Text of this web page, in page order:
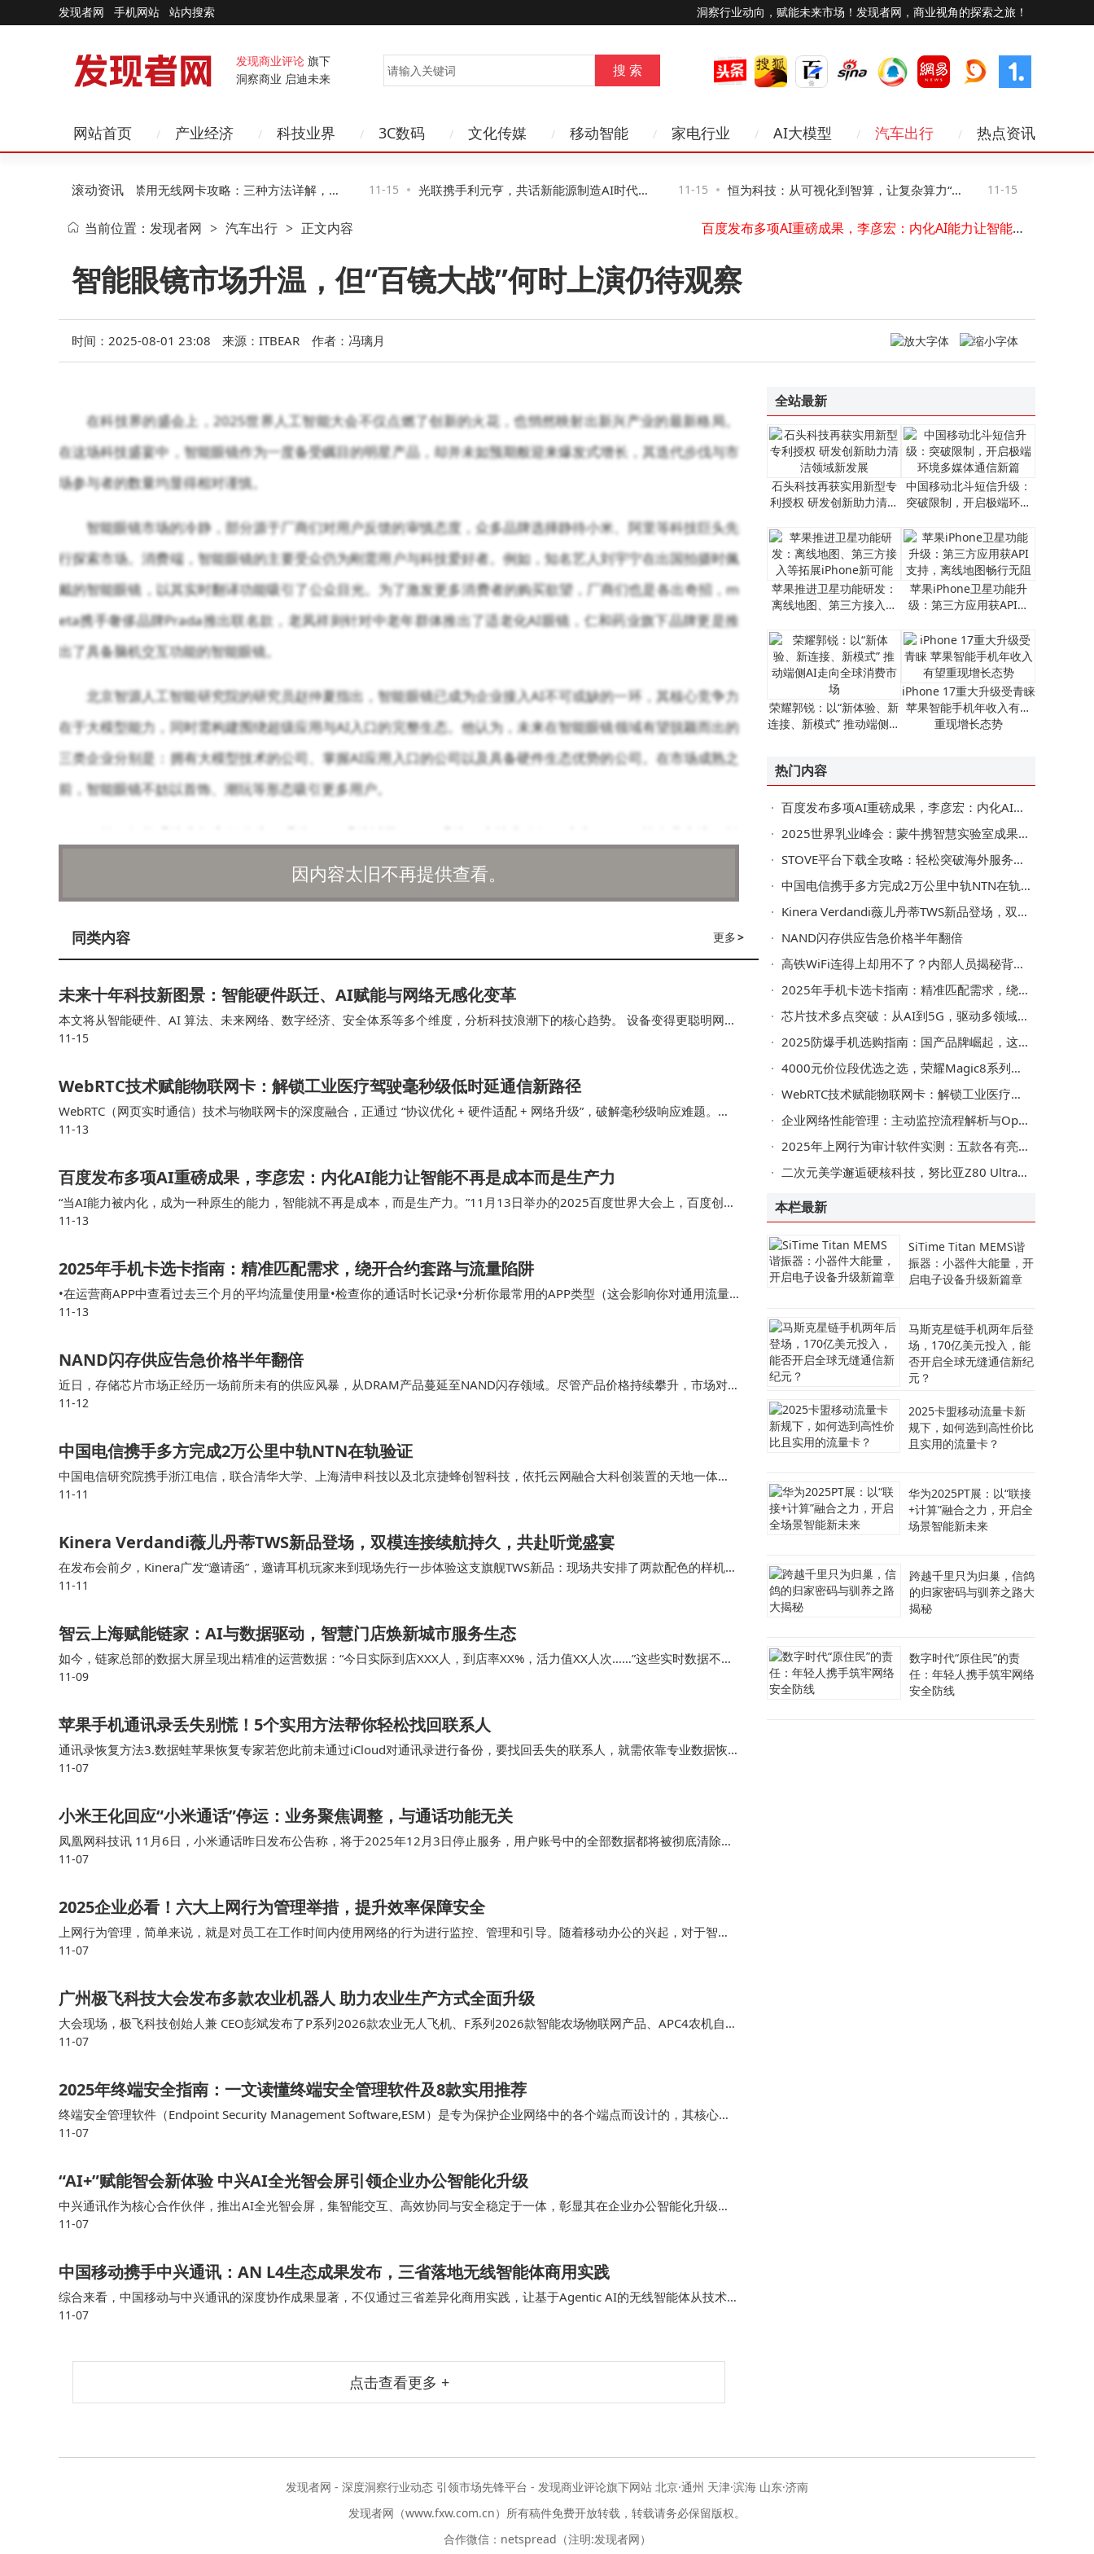
发现者网 手机网站 站内搜索 洞察行业动向，赋能未来市场！发现者网，商业视角的探索之旅！
发现商业评论旗下
洞察商业 启迪未来
网站首页 产业经济 科技业界 3C数码 文化传媒 移动智能 家电行业 AI大模型 汽车出行 热点资讯
滚动资讯
11-15 企业禁用无线网卡攻略：三种方法详解，第
二种助企业高效管控风险
11-15 光联携手利元亨，共话新能源制造AI时代网 11-15 恒为科技：从可视化到智算，让复杂算力“看
得见、管得住”
11-15
​小米王化回应“小米通话”停运：业务聚焦调整，与通话功能无关​
WebRTC技术赋能物联网卡：解锁工业医疗驾驶毫秒级低时延通信新路径
2025年手机卡选卡指南：精准匹配需求，绕开合约套路与流量陷阱
苹果手机通讯录丢失别慌！5个实用方法帮你轻松找回联系人
​小米王化回应“小米通话”停运：业务聚焦调整，与通话功能无关​
未来十年科技新图景：智能硬件跃迁、AI赋能与网络无感化变革
当前位置： 发现者网 > 汽车出行 > 正文内容
智能眼镜市场升温，但“百镜大战”何时上演仍待观察
时间：2025-08-01 23:08 来源：ITBEAR 作者：冯璃月
在科技界的盛会上，2025世界人工智能大会不仅点燃了创新的火花，也悄然映射出新兴产业的最新格局。
在这场科技盛宴中，智能眼镜作为一度备受瞩目的明星产品，却并未如预期般迎来爆发式增长，其迭代步伐与市
场参与者的数量均显得相对谨慎。
智能眼镜市场的冷静，部分源于厂商们对用户反馈的审慎态度，众多品牌选择静待小米、阿里等科技巨头先
行探索市场。消费端，智能眼镜的主要受众仍为刚需用户与科技爱好者。例如，知名艺人刘宇宁在出国拍摄时佩
戴的智能眼镜，以其实时翻译功能吸引了公众目光。为了激发更多消费者的购买欲望，厂商们也是各出奇招，m
eta携手奢侈品牌Prada推出联名款，老凤祥则针对中老年群体推出了适老化AI眼镜，仁和药业旗下品牌更是推
出了具备脑机交互功能的智能眼镜。
北京智源人工智能研究院的研究员赵仲夏指出，智能眼镜已成为企业接入AI不可或缺的一环，其核心竞争力
在于大模型能力，同时需构建围绕超级应用与AI入口的完整生态。他认为，未来在智能眼镜领域有望脱颖而出的
三类企业分别是：拥有大模型技术的公司、掌握AI应用入口的公司以及具备硬件生态优势的公司。在市场成熟之
前，智能眼镜不妨以首饰、潮玩等形态吸引更多用户。
摄+AI领域；雷鸟、Rokid、XREAL则主要布局AR市场；同时，也有企业如雷鸟、雷神推出了兼具AI与AR功能的
EAL发布的XREAL One Pro，凭借其自研的光学引擎与空间计算芯片，在海外已取得不俗成绩，回归国内市场后
同样备受瞩目。
尽管供应链端早已为“百镜大战”做好准备，但智能眼镜品牌并未如预期般井喷。赵仲夏观察到，传统眼镜产
业链厂商如蔡司、明月、宝岛等早已开始备货AI眼镜，但市场反应并未如预期热烈。对于智能眼镜的未来形态，
商也开始强调AI互动能力。赵仲夏更倾向于看好AI眼镜，认为其得益于大模型技术的推动，已成为大厂商业化落
地AI的重要入口。
在智能眼镜的生态建设中，大模型技术不可或缺。赵仲夏认为，拥有大模型、AI应用入口以及硬件生态的企
业将在竞争中占据先机。尽管智能手机厂商如小米已在智能眼镜领域有所布局，但三星、苹果、荣耀等品牌尚未
25年出货量将达到290.7万台，同比增长121.1%。小米AI眼镜的火爆销售也证明了市场的潜力。
然而，智能眼镜市场仍需进一步培育。赵仲夏指出，尽管供应链在量产与制造方面没有问题，但用户的接受
象。为了吸引用户，厂商们正尝试将智能眼镜打造为首饰、潮玩等形态，如me
的适老化AI眼镜等。赵仲夏预计，“百镜大战”迟早会到来，智能眼镜将成为日常生活中的常见物品。
因内容太旧不再提供查看。
更多>
同类内容
未来十年科技新图景：智能硬件跃迁、AI赋能与网络无感化变革
本文将从智能硬件、AI 算法、未来网络、数字经济、安全体系等多个维度，分析科技浪潮下的核心趋势。 设备变得更聪明网络
变得无形AI 成为能力底座数字经济成为主引擎安全体系成为关键支撑科技不是未来，而是现在正在发…
11-15
WebRTC技术赋能物联网卡：解锁工业医疗驾驶毫秒级低时延通信新路径
WebRTC（网页实时通信）技术与物联网卡的深度融合，正通过 “协议优化 + 硬件适配 + 网络升级”，破解毫秒级响应难题。本
文基于行业实践，解析 WebRTC 技术原理、物联网卡协同路径及场景落地效果，为…
11-13
百度发布多项AI重磅成果，李彦宏：内化AI能力让智能不再是成本而是生产力
“当AI能力被内化，成为一种原生的能力，智能就不再是成本，而是生产力。”11月13日举办的2025百度世界大会上，百度创始
人李彦宏演讲时表示，更应关心如何让AI跟每一项任务有机结合，“让AI成为企业发展和个人成长的
11-13
2025年手机卡选卡指南：精准匹配需求，绕开合约套路与流量陷阱
•在运营商APP中查看过去三个月的平均流量使用量•检查你的通话时长记录•分析你最常用的APP类型（这会影响你对通用流量
和定向流量的需求）有了这些数据，你就能更准确地判断自己需要什么样规模的套餐了。 •典型代…
11-13
NAND闪存供应告急价格半年翻倍
近日，存储芯片市场正经历一场前所未有的供应风暴，从DRAM产品蔓延至NAND闪存领域。尽管产品价格持续攀升，市场对
存储器的需求却呈现逆势增长态势，供需矛盾进一步加剧。行业分析指出，DRAM与NAND闪存的短缺局面短期内难以缓解，
11-12
中国电信携手多方完成2万公里中轨NTN在轨验证
中国电信研究院携手浙江电信，联合清华大学、上海清申科技以及北京捷蜂创智科技，依托云网融合大科创装置的天地一体卫
星试验能力，成功实现了NTN（非地面网络）制式在中轨卫星条件下的在轨技术验证。这一突破性成果为远洋、极地等特殊场
11-11
Kinera Verdandi薇儿丹蒂TWS新品登场，双模连接续航持久，共赴听觉盛宴
在发布会前夕，Kinera广发“邀请函”，邀请耳机玩家来到现场先行一步体验这支旗舰TWS新品：现场共安排了两款配色的样机供
试玩，分别是寰宇黑和阙夜紫，我自己就比较喜欢寰宇黑这个配色，低调奢华、质感非凡。 虽说…
11-11
智云上海赋能链家：AI与数据驱动，智慧门店焕新城市服务生态
如今，链家总部的数据大屏呈现出精准的运营数据：“今日实际到店XXX人，到店率XX%，活力值XX人次……”这些实时数据不仅
勾勒出门店运营的新图景，更推动着服务效能与客户体验的双重提升。 更令人振奋的是，“智慧…
11-09
苹果手机通讯录丢失别慌！5个实用方法帮你轻松找回联系人
通讯录恢复方法3.数据蛙苹果恢复专家若您此前未通过iCloud对通讯录进行备份，要找回丢失的联系人，就需依靠专业数据恢
复工具。要是你之前在手机上备份过通讯录，那找回通讯录好友就特别轻松，直接一键恢复就搞定了…
11-07
​小米王化回应“小米通话”停运：业务聚焦调整，与通话功能无关​
凤凰网科技讯 11月6日，小米通话昨日发布公告称，将于2025年12月3日停止服务，用户账号中的全部数据都将被彻底清除。
对此，小米公关负责人王化发文表示：“小米通话”作为小米即时通讯应用“米聊”的一项功能，…
11-07
2025企业必看！六大上网行为管理举措，提升效率保障安全
上网行为管理，简单来说，就是对员工在工作时间内使用网络的行为进行监控、管理和引导。随着移动办公的兴起，对于智能
手机和平板电脑等移动设备的上网行为管理也变得尤为重要。 对企业来说，上网行为管理不是 “一次性…
11-07
广州极飞科技大会发布多款农业机器人 助力农业生产方式全面升级
大会现场，极飞科技创始人兼 CEO彭斌发布了P系列2026款农业无人飞机、F系列2026款智能农场物联网产品、APC4农机自驾
仪等农业机器人产品，全面展示了新一代智慧农业设施及其应用场景。 值得一提的是，…
11-07
2025年终端安全指南：一文读懂终端安全管理软件及8款实用推荐
终端安全管理软件（Endpoint Security Management Software,ESM）是专为保护企业网络中的各个端点而设计的，其核心目
标是防止未经授权的访问、数据泄露以及恶意软件的传播。 …
11-07
“AI+”赋能智会新体验 中兴AI全光智会屏引领企业办公智能化升级
中兴通讯作为核心合作伙伴，推出AI全光智会屏，集智能交互、高效协同与安全稳定于一体，彰显其在企业办公智能化升级中
的技术引领力。 中兴通讯AI全光智会屏以全光网络为数字底座，深度融合AI智能计算、高端音视频处理…
11-07
中国移动携手中兴通讯：AN L4生态成果发布，三省落地无线智能体商用实践
综合来看，中国移动与中兴通讯的深度协作成果显著，不仅通过三省差异化商用实践，让基于Agentic AI的无线智能体从技术概
念落地为可复用的运营方案，更依托“无线数智人家族”三层架构，构建起AI+运维的全流程…
11-07
点击查看更多 +
全站最新
石头科技再获实用新型专
利授权 研发创新助力清洁
中国移动北斗短信升级：
突破限制，开启极端环境
苹果推进卫星功能研发：
离线地图、第三方接入等
​苹果iPhone卫星功能升
级：第三方应用获API支
荣耀郭锐：以“新体验、新
连接、新模式” 推动端侧AI
iPhone 17重大升级受青睐
苹果智能手机年收入有望
重现增长态势
热门内容
百度发布多项AI重磅成果，李彦宏：内化AI能力让智能不再是成本而是生产力
2025世界乳业峰会：蒙牛携智慧实验室成果亮相，赋能全球乳业数智转型
STOVE平台下载全攻略：轻松突破海外服务器限制畅享游戏
中国电信携手多方完成2万公里中轨NTN在轨验证
Kinera Verdandi薇儿丹蒂TWS新品登场，双模连接续航持久，共赴听觉盛宴
NAND闪存供应告急价格半年翻倍
高铁WiFi连得上却用不了？内部人员揭秘背后技术挑战与实用技巧
2025年手机卡选卡指南：精准匹配需求，绕开合约套路与流量陷阱
芯片技术多点突破：从AI到5G，驱动多领域跨越式发展
2025防爆手机选购指南：国产品牌崛起，这些品牌功能与性价比兼备
4000元价位段优选之选，荣耀Magic8系列性能影像AI全拉满
WebRTC技术赋能物联网卡：解锁工业医疗驾驶毫秒级低时延通信新路径
企业网络性能管理：主动监控流程解析与OpManager工具高效应用
​2025年上网行为审计软件实测：五款各有亮点，选对软件满足企业需求​
二次元美学邂逅硬核科技，努比亚Z80 Ultra洛天依限定版燃动年末市场
本栏最新
SiTime Titan MEMS谐
振器：小器件大能量，开
启电子设备升级新篇章
马斯克星链手机两年后登
场，170亿美元投入，能
否开启全球无缝通信新纪
元？
2025卡盟移动流量卡新
规下，如何选到高性价比
且实用的流量卡？
华为2025PT展：以“联接
+计算”融合之力，开启全
场景智能新未来
跨越千里只为归巢，信鸽
的归家密码与驯养之路大
揭秘
数字时代“原住民”的责
任：年轻人携手筑牢网络
安全防线
发现者网 - 深度洞察行业动态 引领市场先锋平台 - 发现商业评论旗下网站 北京·通州 天津·滨海 山东·济南
发现者网（www.fxw.com.cn）所有稿件免费开放转载，转载请务必保留版权。
合作微信：netspread（注明:发现者网）